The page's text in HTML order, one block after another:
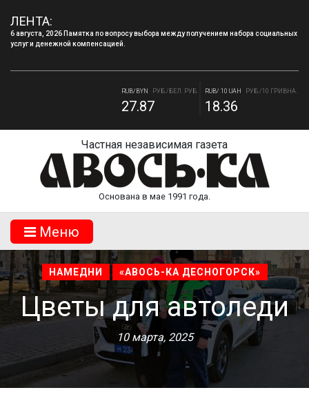
ЛЕНТА:
смена.
6 августа, 2026 Памятка по вопросу выбора между получением набора социальных
услуг и денежной компенсацией.
RUB/BYN РУБ./БЕЛ. РУБ.
27.87
RUB/ 10 UAH РУБ./10 ГРИВНА.
18.36
Частная независимая газета
Основана в мае 1991 года.
Mеню
НАМЕДНИ «АВОСЬ-КА ДЕСНОГОРСК»
Цветы для автоледи
10 марта, 2025